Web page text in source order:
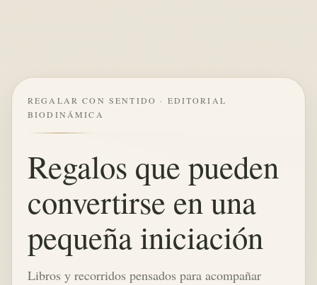
REGALAR CON SENTIDO · EDITORIAL
BIODINÁMICA
Regalos que pueden
convertirse en una
pequeña iniciación
Libros y recorridos pensados para acompañar